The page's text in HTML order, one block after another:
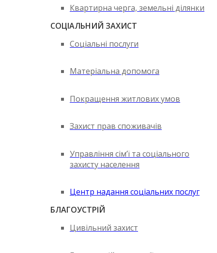
Квартирна черга, земельні ділянки
СОЦІАЛЬНИЙ ЗАХИСТ
Соціальні послуги
Матеріальна допомога
Покращення житлових умов
Захист прав споживачів
Управління сім’ї та соціального
захисту населення
Центр надання соціальних послуг
БЛАГОУСТРІЙ
Цивільний захист